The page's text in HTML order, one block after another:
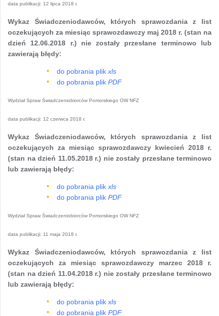
data publikacji: 12 lipca 2018 r.
Wykaz Świadczeniodawców, których sprawozdania z list
oczekujących za miesiąc sprawozdawczy maj 2018 r. (stan na
dzień 12.06.2018 r.) nie zostały przesłane terminowo lub
zawierają błędy:
do pobrania plik xls
do pobrania plik PDF
Wydział Spraw Świadczeniobiorców Pomorskiego OW NFZ
data publikacji: 12 czerwca 2018 r.
Wykaz Świadczeniodawców, których sprawozdania z list
oczekujących za miesiąc sprawozdawczy kwiecień 2018 r.
(stan na dzień 11.05.2018 r.) nie zostały przesłane terminowo
lub zawierają błędy:
do pobrania plik xls
do pobrania plik PDF
Wydział Spraw Świadczeniobiorców Pomorskiego OW NFZ
data publikacji: 11 maja 2018 r.
Wykaz Świadczeniodawców, których sprawozdania z list
oczekujących za miesiąc sprawozdawczy marzec 2018 r.
(stan na dzień 11.04.2018 r.) nie zostały przesłane terminowo
lub zawierają błędy:
do pobrania plik xls
do pobrania plik PDF